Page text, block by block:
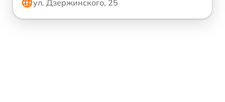
ул. Дзержинского, 25